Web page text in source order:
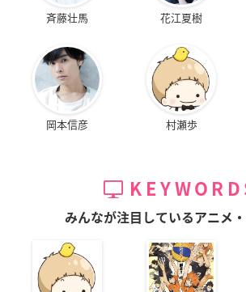
斉藤壮馬 花江夏樹
岡本信彦 村瀬歩
みんなが注目しているアニメ